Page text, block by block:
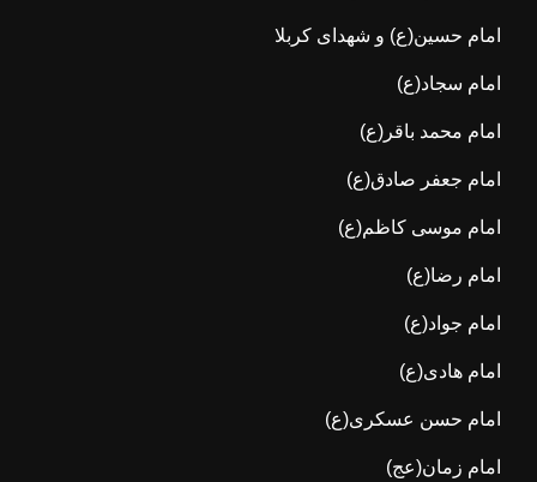
امام حسین(ع) و شهدای کربلا
امام سجاد(ع)
امام محمد باقر(ع)
امام جعفر صادق(ع)
امام موسی کاظم(ع)
امام رضا(ع)
امام جواد(ع)
امام هادی(ع)
امام حسن عسکری(ع)
امام زمان(عج)